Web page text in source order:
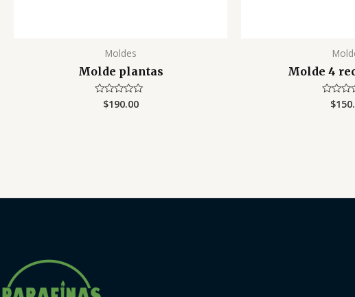
Moldes
Molde plantas
Valorado
con
$190.00
Molde 4
con
$